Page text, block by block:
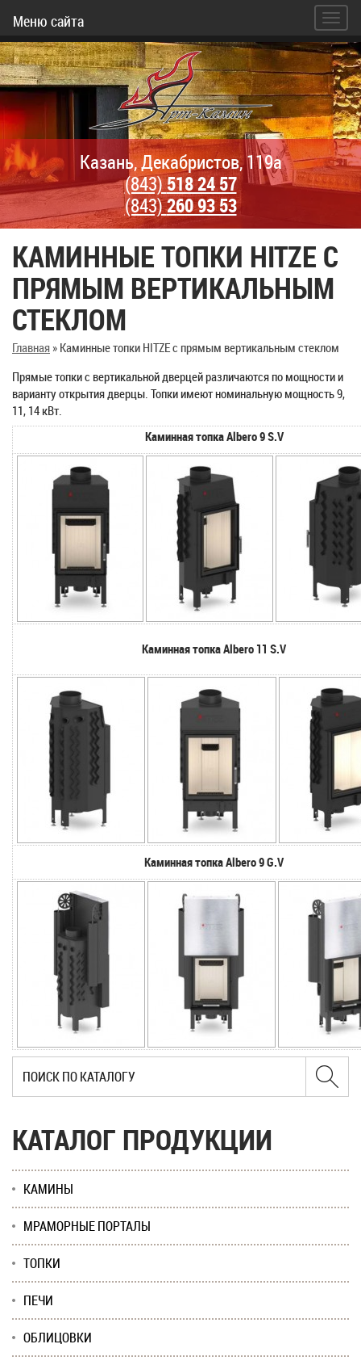
Меню сайта
Казань, Декабристов, 119а
(843)518 24 57
(843)260 93 53
КАМИННЫЕ ТОПКИ HITZE С
ПРЯМЫМ ВЕРТИКАЛЬНЫМ
СТЕКЛОМ
Главная» Каминные топки HITZE с прямым вертикальным стеклом
Прямые топки с вертикальной дверцей различаются по мощности и
варианту открытия дверцы. Топки имеют номинальную мощность 9,
11, 14 кВт.
Каминная топка Albero 9 S.V
Каминная топка Albero 11 S.V
Каминная топка Albero 9 G.V
КАТАЛОГ ПРОДУКЦИИ
КАМИНЫ
МРАМОРНЫЕ ПОРТАЛЫ
ТОПКИ
ПЕЧИ
ОБЛИЦОВКИ